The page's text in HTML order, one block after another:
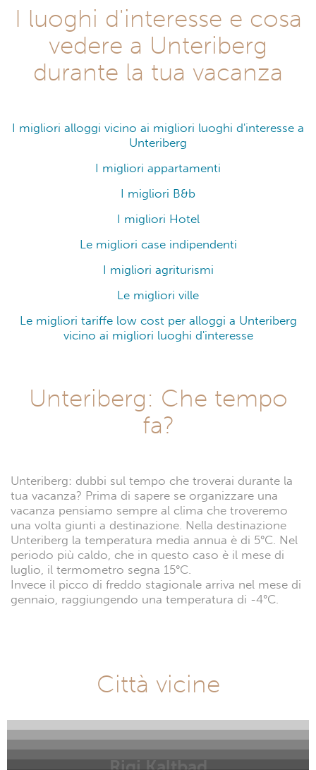
I luoghi d'interesse e cosa
vedere a Unteriberg
durante la tua vacanza
I migliori alloggi vicino ai migliori luoghi d'interesse a
Unteriberg
I migliori appartamenti
I migliori B&b
I migliori Hotel
Le migliori case indipendenti
I migliori agriturismi
Le migliori ville
Le migliori tariffe low cost per alloggi a Unteriberg
vicino ai migliori luoghi d'interesse
Unteriberg: Che tempo
fa?
Unteriberg: dubbi sul tempo che troverai durante la
tua vacanza? Prima di sapere se organizzare una
vacanza pensiamo sempre al clima che troveremo
una volta giunti a destinazione. Nella destinazione
Unteriberg la temperatura media annua è di 5°C. Nel
periodo più caldo, che in questo caso è il mese di
luglio, il termometro segna 15°C.
Invece il picco di freddo stagionale arriva nel mese di
gennaio, raggiungendo una temperatura di -4°C.
Città vicine